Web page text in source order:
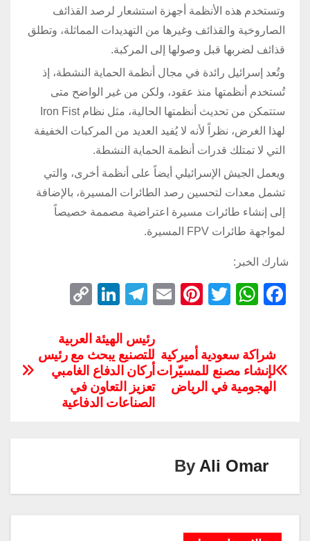
وتستخدم هذه الأنظمة أجهزة استشعار لرصد القذائف
الصاروخية والقذائف وغيرها من التهديدات المماثلة، وتطلق
قذائف لضربها قبل وصولها إلى المركبة.
وتُعد إسرائيل رائدة في مجال أنظمة الحماية النشطة، إذ
تُستخدم أنظمتها منذ عقود، ولكن من غير الواضح متى
ستتمكن من تحديث أنظمتها الحالية، مثل نظام Iron Fist
لهذا الغرض، نظراً لأنه لا يُفيد العديد من المركبات الخفيفة
التي لا تمتلك قدرات أنظمة الحماية النشطة.
ويعمل الجيش الإسرائيلي أيضاً على أنظمة أخرى، والتي
تشمل معدات لتحسين رصد الطائرات المسيرة، بالإضافة
إلى إنشاء طائرات مسيرة اعتراضية مصممة خصيصاً
لمواجهة طائرات FPV المسيرة.
شارك الخبر:
F
e
b
W
s
A
T
tt
er
Pi
e
st
E
ail
T
e
gr
a
m
Li
k
e
dI
n
p
y
Li
n
رئيس الهيئة العربية
للتصنيع يبحث مع رئيس
أركان الدفاع الغامبي
تعزيز التعاون في
الصناعات الدفاعية
شراكة سعودية أميركية
لإنشاء مصنع للمسيّرات
الهجومية في الرياض
By Ali Omar